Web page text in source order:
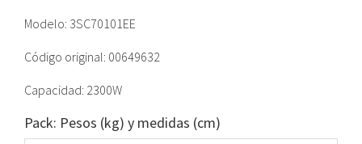
Modelo: 3SC70101EE
Código original: 00649632
Capacidad: 2300W
Pack: Pesos (kg) y medidas (cm)